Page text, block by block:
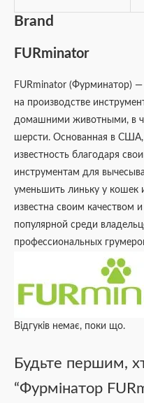
Brand
FURminator
FURminator (Фурминатор)
на производстве
домашними животными, в
шерсти. Основанная в
известность благодаря
инструментам для
уменьшить линьку у кошек
известна своим качеством
популярной среди
профессиональных
Відгуків немає, поки що.
Будьте першим,
“Фурмінатор